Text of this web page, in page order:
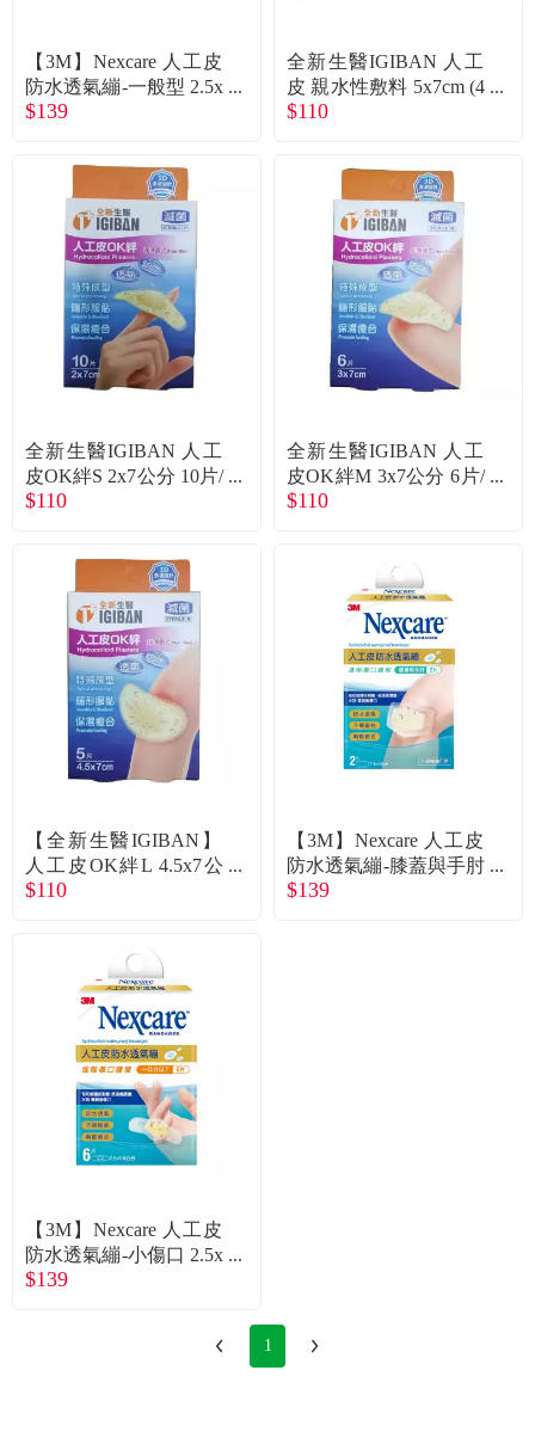
優惠活動
關於我們
購物流程
會員專區
常見問題
折價券、紅利說明
【3M】Nexcare 人工皮
防水透氣繃-一般型 2.5x
5.7cm（5片／盒）
$139
全新生醫IGIBAN 人工
皮 親水性敷料 5x7cm (4
片裝)
$110
全新生醫IGIBAN 人工
皮OK絆S 2x7公分 10片/
盒
$110
全新生醫IGIBAN 人工
皮OK絆M 3x7公分 6片/
盒
$110
【全新生醫IGIBAN】
人工皮OK絆L 4.5x7公
分 5片/盒
$110
【3M】Nexcare 人工皮
防水透氣繃-膝蓋與手肘
7.5x10cm（2片／盒）
$139
【3M】Nexcare 人工皮
防水透氣繃-小傷口 2.5x
6.9cm (6片/盒)
$139
1